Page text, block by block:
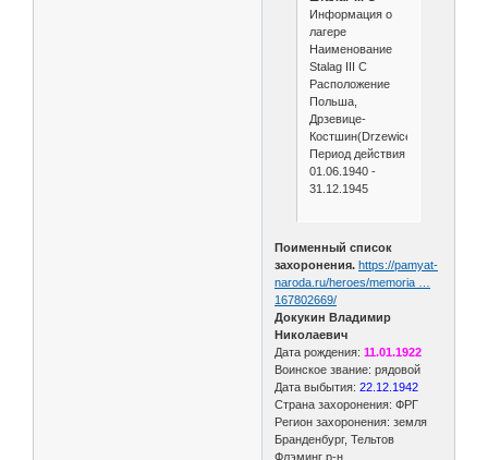
Информация о
лагере
Наименование
Stalag III C
Расположение
Польша,
Дрзевице-
Костшин(Drzewice/Kostrzyn)
Период действия
01.06.1940 -
31.12.1945
Поименный список
захоронения. https://pamyat-
naroda.ru/heroes/memoria …
167802669/
Докукин Владимир
Николаевич
Дата рождения:11.01.1922
Воинское звание: рядовой
Дата выбытия:22.12.1942
Страна захоронения: ФРГ
Регион захоронения: земля
Бранденбург, Тельтов
Флэминг р-н